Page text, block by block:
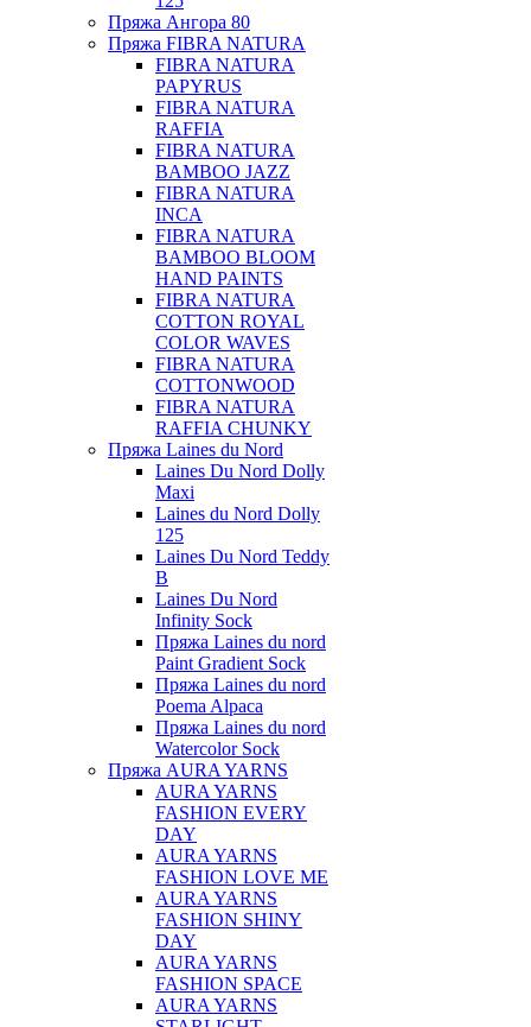
Пряжа Ангора 80
Пряжа FIBRA NATURA
FIBRA NATURA
PAPYRUS
FIBRA NATURA
RAFFIA
FIBRA NATURA
BAMBOO JAZZ
FIBRA NATURA
INCA
FIBRA NATURA
BAMBOO BLOOM
HAND PAINTS
FIBRA NATURA
COTTON ROYAL
COLOR WAVES
FIBRA NATURA
COTTONWOOD
FIBRA NATURA
RAFFIA CHUNKY
Пряжа Laines du Nord
Laines Du Nord Dolly
Maxi
Laines du Nord Dolly
125
Laines Du Nord Teddy
B
Laines Du Nord
Infinity Sock
Пряжа Laines du nord
Paint Gradient Sock
Пряжа Laines du nord
Poema Alpaca
Пряжа Laines du nord
Watercolor Sock
Пряжа AURA YARNS
AURA YARNS
FASHION EVERY
DAY
AURA YARNS
FASHION LOVE ME
AURA YARNS
FASHION SHINY
DAY
AURA YARNS
FASHION SPACE
AURA YARNS